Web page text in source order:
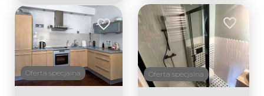
Oferta specjalna
Dodaj do ulubionych
Oferta specjalna
Dodaj do